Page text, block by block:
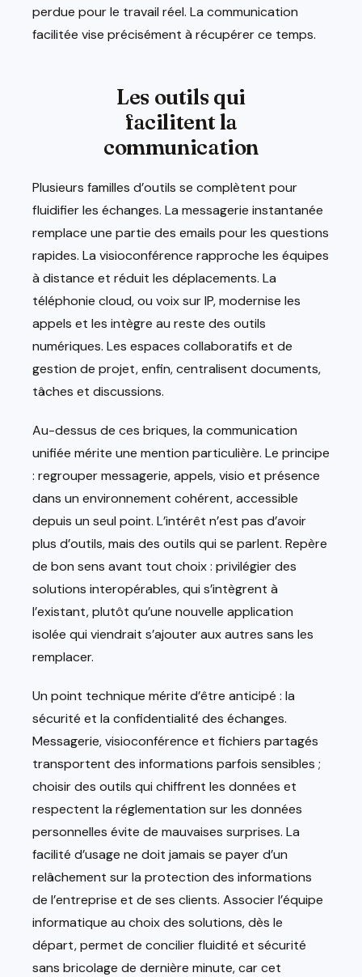
perdue pour le travail réel. La communication
facilitée vise précisément à récupérer ce temps.
Les outils qui
facilitent la
communication
Plusieurs familles d’outils se complètent pour
fluidifier les échanges. La messagerie instantanée
remplace une partie des emails pour les questions
rapides. La visioconférence rapproche les équipes
à distance et réduit les déplacements. La
téléphonie cloud, ou voix sur IP, modernise les
appels et les intègre au reste des outils
numériques. Les espaces collaboratifs et de
gestion de projet, enfin, centralisent documents,
tâches et discussions.
Au-dessus de ces briques, la communication
unifiée mérite une mention particulière. Le principe
: regrouper messagerie, appels, visio et présence
dans un environnement cohérent, accessible
depuis un seul point. L’intérêt n’est pas d’avoir
plus d’outils, mais des outils qui se parlent. Repère
de bon sens avant tout choix : privilégier des
solutions interopérables, qui s’intègrent à
l’existant, plutôt qu’une nouvelle application
isolée qui viendrait s’ajouter aux autres sans les
remplacer.
Un point technique mérite d’être anticipé : la
sécurité et la confidentialité des échanges.
Messagerie, visioconférence et fichiers partagés
transportent des informations parfois sensibles ;
choisir des outils qui chiffrent les données et
respectent la réglementation sur les données
personnelles évite de mauvaises surprises. La
facilité d’usage ne doit jamais se payer d’un
relâchement sur la protection des informations
de l’entreprise et de ses clients. Associer l’équipe
informatique au choix des solutions, dès le
départ, permet de concilier fluidité et sécurité
sans bricolage de dernière minute, car cet